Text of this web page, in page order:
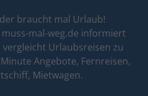
braucht mal Urlaub!
mal-weg.de informiert
Urlaubsreisen zu
Angebote, Fernreisen,
Mietwagen.